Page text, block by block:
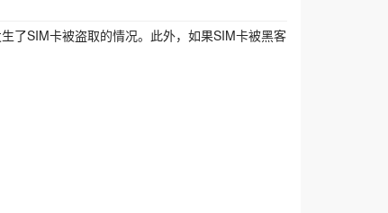
了SIM卡被盗取的情况。此外，如果SIM卡被黑客